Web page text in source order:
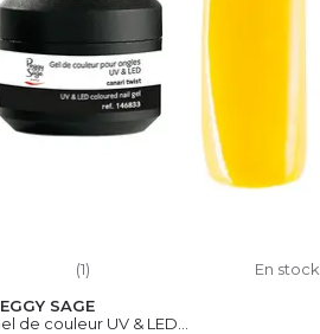
(1)
En stock
SAGE
de couleur UV & LED...